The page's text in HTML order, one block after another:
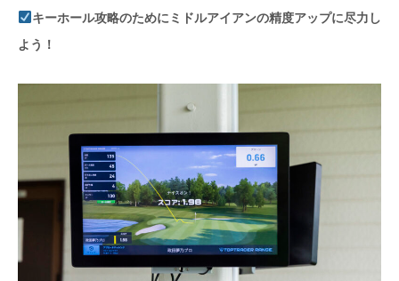
キーホール攻略のためにミドルアイアンの精度アップに尽力し
よう！